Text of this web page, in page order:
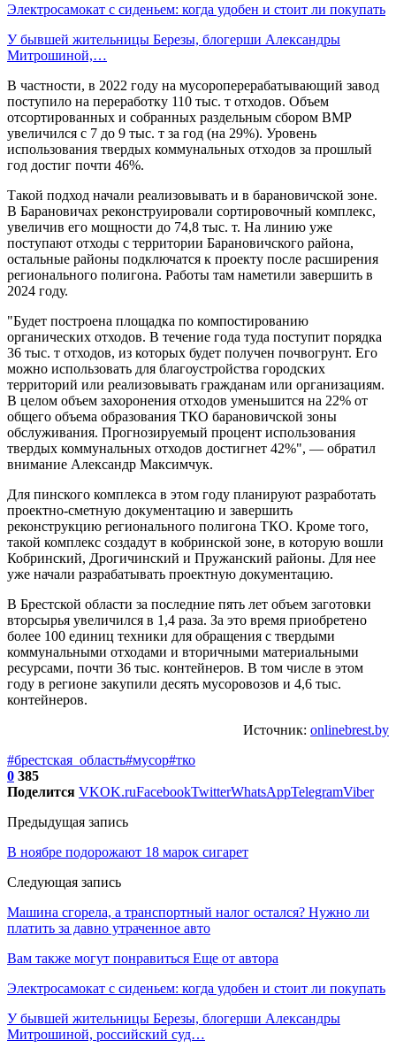
Электросамокат с сиденьем: когда удобен и стоит ли покупать
У бывшей жительницы Березы, блогерши Александры
Митрошиной,…
В частности, в 2022 году на мусороперерабатывающий завод
поступило на переработку 110 тыс. т отходов. Объем
отсортированных и собранных раздельным сбором ВМР
увеличился с 7 до 9 тыс. т за год (на 29%). Уровень
использования твердых коммунальных отходов за прошлый
год достиг почти 46%.
Такой подход начали реализовывать и в барановичской зоне.
В Барановичах реконструировали сортировочный комплекс,
увеличив его мощности до 74,8 тыс. т. На линию уже
поступают отходы с территории Барановичского района,
остальные районы подключатся к проекту после расширения
регионального полигона. Работы там наметили завершить в
2024 году.
"Будет построена площадка по компостированию
органических отходов. В течение года туда поступит порядка
36 тыс. т отходов, из которых будет получен почвогрунт. Его
можно использовать для благоустройства городских
территорий или реализовывать гражданам или организациям.
В целом объем захоронения отходов уменьшится на 22% от
общего объема образования ТКО барановичской зоны
обслуживания. Прогнозируемый процент использования
твердых коммунальных отходов достигнет 42%", — обратил
внимание Александр Максимчук.
Для пинского комплекса в этом году планируют разработать
проектно-сметную документацию и завершить
реконструкцию регионального полигона ТКО. Кроме того,
такой комплекс создадут в кобринской зоне, в которую вошли
Кобринский, Дрогичинский и Пружанский районы. Для нее
уже начали разрабатывать проектную документацию.
В Брестской области за последние пять лет объем заготовки
вторсырья увеличился в 1,4 раза. За это время приобретено
более 100 единиц техники для обращения с твердыми
коммунальными отходами и вторичными материальными
ресурсами, почти 36 тыс. контейнеров. В том числе в этом
году в регионе закупили десять мусоровозов и 4,6 тыс.
контейнеров.
Источник: onlinebrest.by
#брестская_область#мусор#тко
0 385
Поделится VKOK.ruFacebookTwitterWhatsAppTelegramViber
Предыдущая запись
В ноябре подорожают 18 марок сигарет
Следующая запись
Машина сгорела, а транспортный налог остался? Нужно ли
платить за давно утраченное авто
Вам также могут понравиться Еще от автора
Электросамокат с сиденьем: когда удобен и стоит ли покупать
У бывшей жительницы Березы, блогерши Александры
Митрошиной, российский суд…